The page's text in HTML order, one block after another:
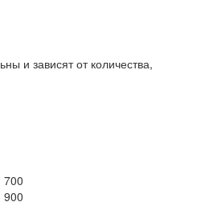
и зависят от количества,
700
900